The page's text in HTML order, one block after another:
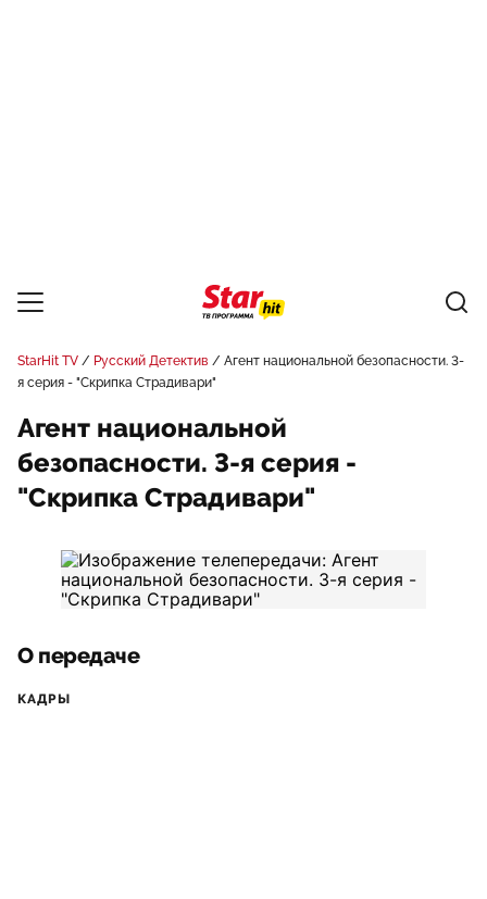
StarHit TV Русский Детектив
Агент национальной безопасности. 3-
я серия - "Скрипка Страдивари"
Агент национальной
безопасности. 3-я серия -
"Скрипка Страдивари"
О передаче
КАДРЫ